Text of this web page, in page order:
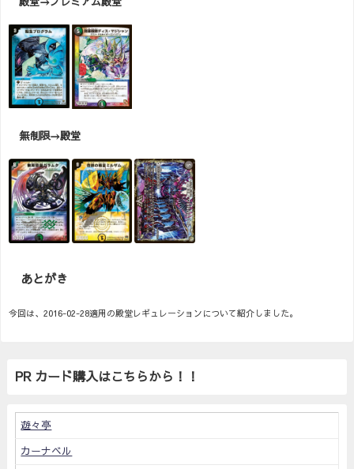
殿堂→プレミアム殿堂
無制限→殿堂
あとがき
今回は、2016-02-28適用の殿堂レギュレーションについて紹介しました。
PR カード購入はこちらから！！
遊々亭
カーナベル